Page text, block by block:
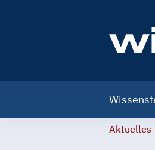
navigation
Aktuelles